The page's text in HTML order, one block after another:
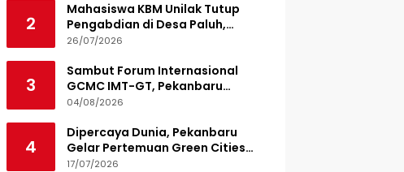
2
Mahasiswa KBM Unilak Tutup
Pengabdian di Desa Paluh,
Tinggalkan Jejak Edukasi Hukum
26/07/2026
3
Sambut Forum Internasional
GCMC IMT-GT, Pekanbaru
Matangkan Seluruh Persiapan
04/08/2026
4
Dipercaya Dunia, Pekanbaru
Gelar Pertemuan Green Cities
Mayor Council IMT-GT 2026
17/07/2026